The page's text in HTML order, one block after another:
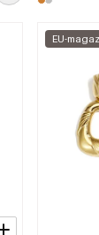
EU-